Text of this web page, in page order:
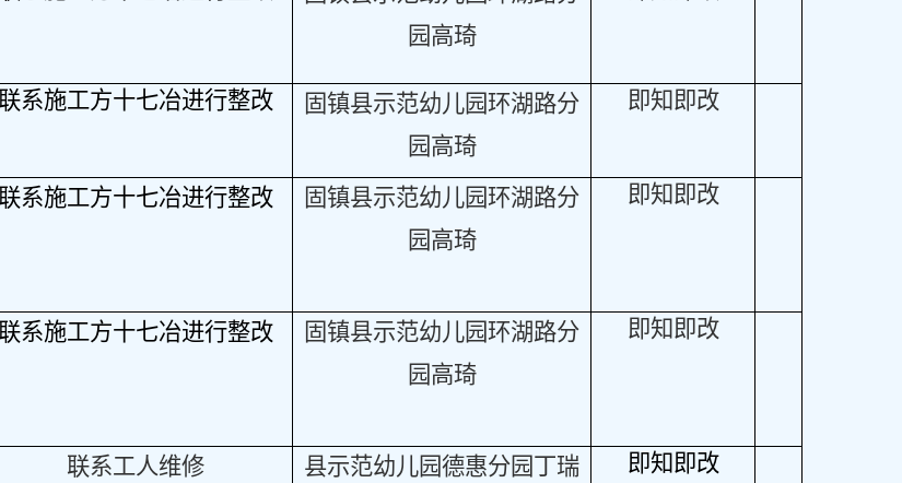
园高琦
联系施工方十七冶进行整改
固镇县示范幼儿园环湖路分
园高琦
即知即改
联系施工方十七冶进行整改
固镇县示范幼儿园环湖路分
园高琦
即知即改
联系施工方十七冶进行整改
固镇县示范幼儿园环湖路分
园高琦
即知即改
联系工人维修
县示范幼儿园德惠分园丁瑞
即知即改